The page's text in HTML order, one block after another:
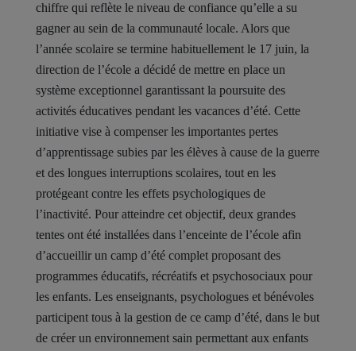
chiffre qui reflète le niveau de confiance qu’elle a su
gagner au sein de la communauté locale. Alors que
l’année scolaire se termine habituellement le 17 juin, la
direction de l’école a décidé de mettre en place un
système exceptionnel garantissant la poursuite des
activités éducatives pendant les vacances d’été. Cette
initiative vise à compenser les importantes pertes
d’apprentissage subies par les élèves à cause de la guerre
et des longues interruptions scolaires, tout en les
protégeant contre les effets psychologiques de
l’inactivité. Pour atteindre cet objectif, deux grandes
tentes ont été installées dans l’enceinte de l’école afin
d’accueillir un camp d’été complet proposant des
programmes éducatifs, récréatifs et psychosociaux pour
les enfants. Les enseignants, psychologues et bénévoles
participent tous à la gestion de ce camp d’été, dans le but
de créer un environnement sain permettant aux enfants